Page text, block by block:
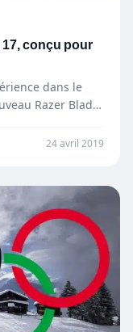
conçu pour
dans le
Razer Blade
24 avril 2019